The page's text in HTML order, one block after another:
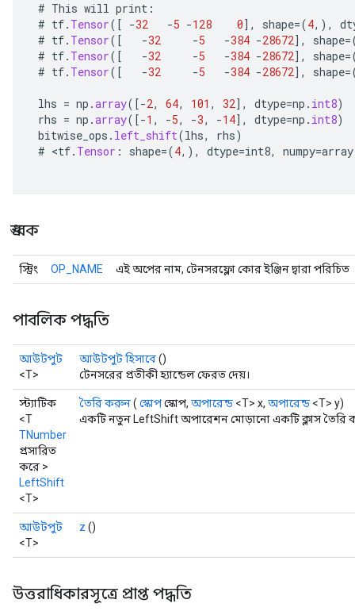
# This will print :
# tf. Tensor( [ -32 -5 -128 0] , shape=(4,),
# tf. Tensor( [ -32 -5 -384 -28672] , shape=
# tf. Tensor( [ -32 -5 -384 -28672] , shape=
# tf. Tensor( [ -32 -5 -384 -28672] , shape=
lhs = np .array( [-2, 64, 101 , 32] , dtype=np . int8)
rhs = np .array( [-1 , -5, -3, -14] , dtype=np . int8)
bitwise_ops . left_shift(lhs, rhs)
# <tf. Tensor : shape=(4,), dtype=int8, numpy=array
ধ্রুবক
স্ট্রিং OP_NAME এই অপের নাম, টেনসরফ্লো কোর ইঞ্জিন দ্বারা পরিচিত
পাবলিক পদ্ধতি
আউটপুট
<T>
আউটপুট হিসাবে()
টেনসরের প্রতীকী হ্যান্ডেল ফেরত দেয়।
স্ট্যাটিক
<T
TNumber
প্রসারিত
করে >
LeftShift
<T>
তৈরি করুন( স্কোপস্কোপ, অপারেন্ড <T> x, অপারেন্ড <T> y)
একটি নতুন LeftShift অপারেশন মোড়ানো একটি ক্লাস তৈরি
আউটপুট
<T>
z ()
উত্তরাধিকারসূত্রে প্রাপ্ত পদ্ধতি